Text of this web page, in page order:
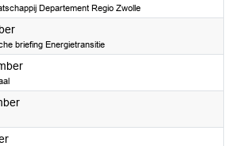
Departement Regio Zwolle
2025
briefing Energietransitie
2025
2025
2025